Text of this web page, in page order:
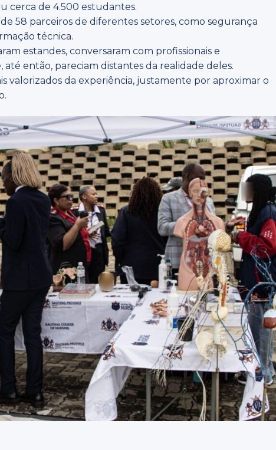
cerca de 4.500 estudantes.
58 parceiros de diferentes setores, como segurança
técnica.
estandes, conversaram com profissionais e
então, pareciam distantes da realidade deles.
valorizados da experiência, justamente por aproximar o